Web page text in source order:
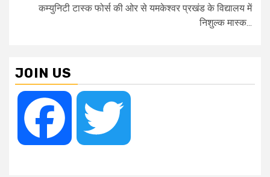
कम्युनिटी टास्क फोर्स की ओर से यमकेश्वर प्रखंड के विद्यालय में
निशुल्क मास्क...
JOIN US
Facebook